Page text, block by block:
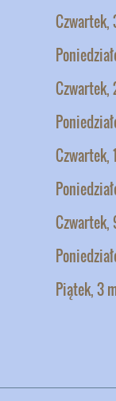
Czwartek,
Czwartek,
Czwartek,
Czwartek,
Piątek, 3